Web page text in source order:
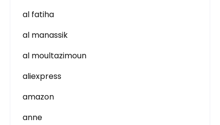
al fatiha
al manassik
al moultazimoun
aliexpress
amazon
anne